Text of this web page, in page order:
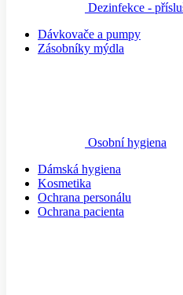
Dezinfekce -
Dávkovače a pumpy
Zásobníky mýdla
Osobní hygiena
Dámská hygiena
Kosmetika
Ochrana personálu
Ochrana pacienta